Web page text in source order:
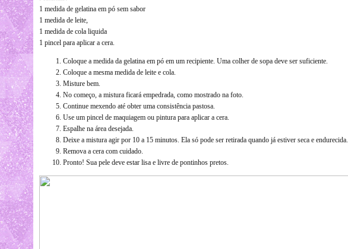
1 medida de gelatina em pó sem sabor
1 medida de leite,
1 medida de cola liquida
1 pincel para aplicar a cera.
Coloque a medida da gelatina em pó em um recipiente. Uma colher de sopa deve ser suficiente.
Coloque a mesma medida de leite e cola.
Misture bem.
No começo, a mistura ficará empedrada, como mostrado na foto.
Continue mexendo até obter uma consistência pastosa.
Use um pincel de maquiagem ou pintura para aplicar a cera.
Espalhe na área desejada.
Deixe a mistura agir por 10 a 15 minutos. Ela só pode ser retirada quando já estiver seca e endurecida.
Remova a cera com cuidado.
Pronto! Sua pele deve estar lisa e livre de pontinhos pretos.